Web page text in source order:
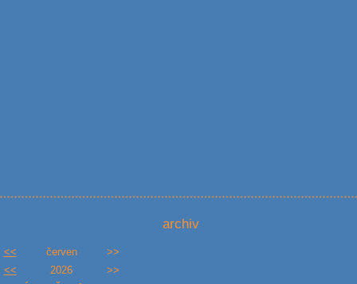
archiv
<< červen
>>
<<
2026
>>